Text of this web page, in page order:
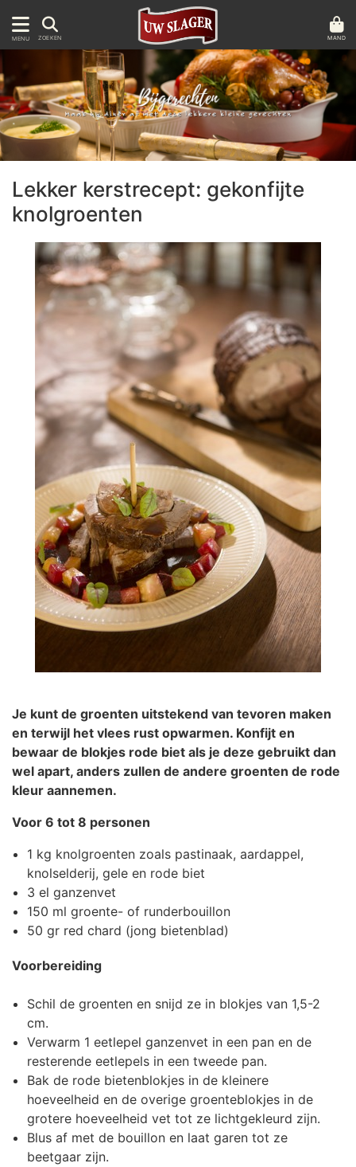
MENU ZOEKEN MAND
Lekker kerstrecept: gekonfijte
knolgroenten
Je kunt de groenten uitstekend van tevoren maken
en terwijl het vlees rust opwarmen. Konfijt en
bewaar de blokjes rode biet als je deze gebruikt dan
wel apart, anders zullen de andere groenten de rode
kleur aannemen.
Voor 6 tot 8 personen
1 kg knolgroenten zoals pastinaak, aardappel,
knolselderij, gele en rode biet
3 el ganzenvet
150 ml groente- of runderbouillon
50 gr red chard (jong bietenblad)
Voorbereiding
Schil de groenten en snijd ze in blokjes van 1,5-2
cm.
Verwarm 1 eetlepel ganzenvet in een pan en de
resterende eetlepels in een tweede pan.
Bak de rode bietenblokjes in de kleinere
hoeveelheid en de overige groenteblokjes in de
grotere hoeveelheid vet tot ze lichtgekleurd zijn.
Blus af met de bouillon en laat garen tot ze
beetgaar zijn.